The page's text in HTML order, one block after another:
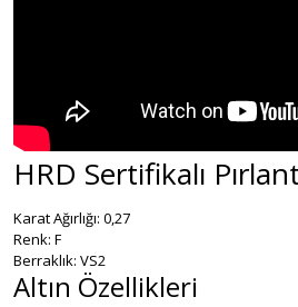
HRD Sertifikalı
Karat Ağırlığı: 0,27
Renk: F
Berraklık: VS2
Altın Özellikleri